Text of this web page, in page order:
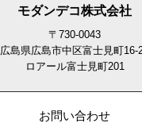
モダンデコ株式会社
〒730-0043
広島県広島市中区富士見町16-
ロアール富士見町201
お問い合わせ